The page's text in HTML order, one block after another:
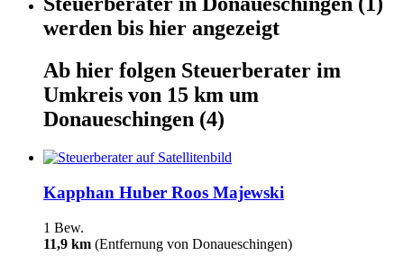
werden bis hier angezeigt
Ab hier folgen Steuerberater im
Umkreis von 15 km um
Donaueschingen (4)
Kapphan Huber Roos Majewski
1 Bew.
11,9 km (Entfernung von Donaueschingen)